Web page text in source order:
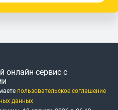
онлайн-сервис с
пользовательское соглашение
данных